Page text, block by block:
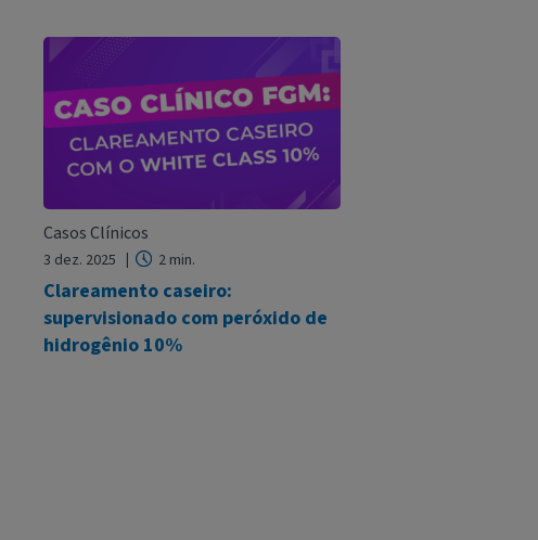
Casos Clínicos
3 dez. 2025 2 min.
Clareamento caseiro:
supervisionado com peróxido de
hidrogênio 10%